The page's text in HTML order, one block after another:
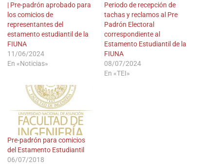
| Pre-padrón aprobado para
los comicios de
representantes del
estamento estudiantil de la
FIUNA
11/06/2024
En «Noticias»
Periodo de recepción de
tachas y reclamos al Pre
Padrón Electoral
correspondiente al
Estamento Estudiantil de la
FIUNA
08/07/2024
En «TEI»
Pre-padrón para comicios
del Estamento Estudiantil
06/07/2018